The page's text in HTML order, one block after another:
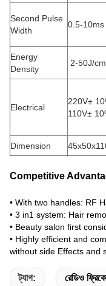
Second Pulse
Width
0.5-10ms
Energy
Density
2-50J/
Electrical
220V±
110V±
Dimension
Competitive
• With two handles: RF
• 3 in1 system: Hair
• Beauty salon first
• Highly efficient and
without side Effects and
ট্যাগ: রেডিও